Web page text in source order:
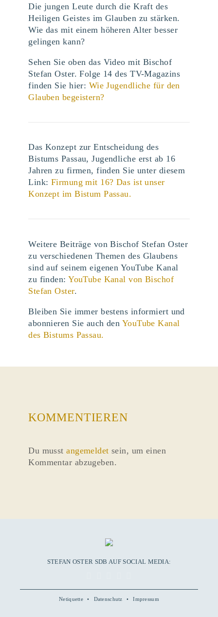
Die jungen Leute durch die Kraft des
Heiligen Geistes im Glauben zu stärken.
Wie das mit einem höheren Alter besser
gelingen kann?
Sehen Sie oben das Video mit Bischof
Stefan Oster. Folge 14 des TV-Magazins
finden Sie hier: Wie Jugendliche für den
Glauben begeistern?
Das Konzept zur Entscheidung des
Bistums Passau, Jugendliche erst ab 16
Jahren zu firmen, finden Sie unter diesem
Link: Firmung mit 16? Das ist unser
Konzept im Bistum Passau.
Weitere Beiträge von Bischof Stefan Oster
zu verschiedenen Themen des Glaubens
sind auf seinem eigenen YouTube Kanal
zu finden:YouTube Kanal von Bischof
Stefan Oster.
Bleiben Sie immer bestens informiert und
abonnieren Sie auch den YouTube Kanal
des Bistums Passau.
KOMMENTIEREN
Du musstangemeldet sein, um einen
Kommentar abzugeben.
STEFAN OSTER SDB AUF SOCIAL MEDIA:
Netiquette Datenschutz Impressum